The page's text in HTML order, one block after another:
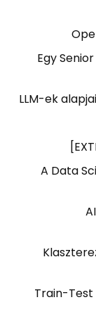
Egy
LLM-ek
A Data
Train-Test